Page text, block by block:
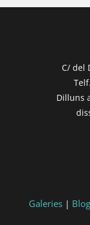
C/ del
Dilluns
Galeries| Blog